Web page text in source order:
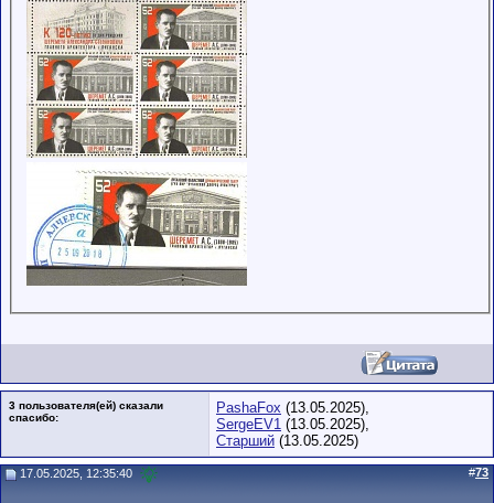
3 пользователя(ей) сказали
cпасибо:
PashaFox (13.05.2025),
SergeEV1 (13.05.2025),
Старший (13.05.2025)
17.05.2025, 12:35:40 #73